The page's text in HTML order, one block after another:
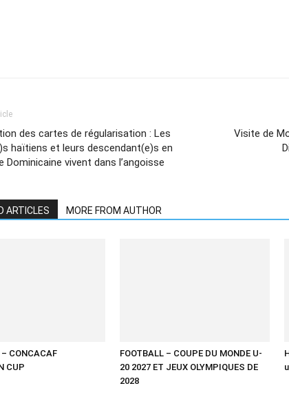
des cartes de régularisation : Les
haïtiens et leurs descendant(e)s en
Dominicaine vivent dans l’angoisse
Visite de
ARTICLES MORE FROM AUTHOR
– CONCACAF
CUP
FOOTBALL – COUPE DU MONDE U-
20 2027 ET JEUX OLYMPIQUES DE
2028